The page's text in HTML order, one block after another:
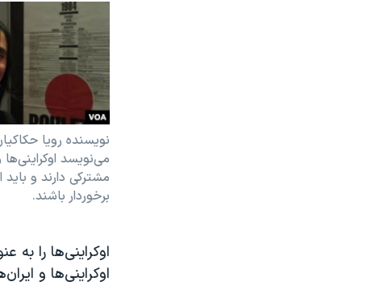
نویسنده رویا
می‌‌نویسد
مشترکی دارند و
برخوردار باشند.
اوکراینی‌ها را
اوکراینی‌ها و